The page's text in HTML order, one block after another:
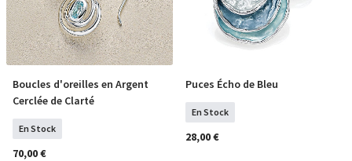
COMMANDER
Boucles d'oreilles en Argent
Cerclée de Clarté
En Stock
70,00 €
COMMANDER
Puces Écho de Bleu
En Stock
28,00 €